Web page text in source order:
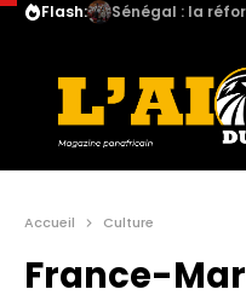
Flash: RDC : Les
Accueil Culture
France-